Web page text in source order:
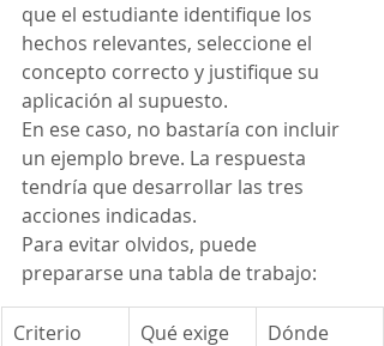
que el estudiante identifique los
hechos relevantes, seleccione el
concepto correcto y justifique su
aplicación al supuesto.
En ese caso, no bastaría con incluir
un ejemplo breve. La respuesta
tendría que desarrollar las tres
acciones indicadas.
Para evitar olvidos, puede
prepararse una tabla de trabajo:
Criterio Qué exige
Dónde